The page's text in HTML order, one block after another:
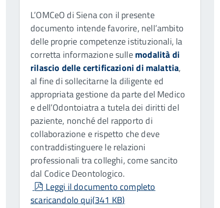
L’OMCeO di Siena con il presente
documento intende favorire, nell’ambito
delle proprie competenze istituzionali, la
corretta informazione sullemodalità di
rilascio delle certificazioni di malattia,
al fine di sollecitarne la diligente ed
appropriata gestione da parte del Medico
e dell’Odontoiatra a tutela dei diritti del
paziente, nonché del rapporto di
collaborazione e rispetto che deve
contraddistinguere le relazioni
professionali tra colleghi, come sancito
dal Codice Deontologico.
pdf
Leggi il documento completo
scaricandolo qui(341 KB)